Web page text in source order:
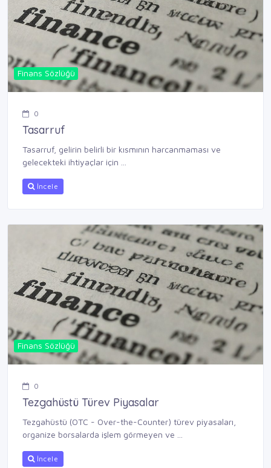
Finans Sözlüğü
0
Tasarruf
Tasarruf, gelirin belirli bir kısmının harcanmaması ve
gelecekteki ihtiyaçlar için ...
İncele
Finans Sözlüğü
0
Tezgahüstü Türev Piyasalar
Tezgahüstü (OTC - Over-the-Counter) türev piyasaları,
organize borsalarda işlem görmeyen ve ...
İncele